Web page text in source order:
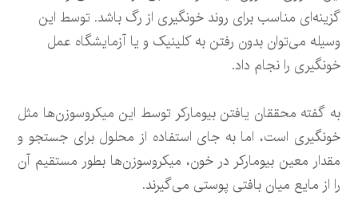
گزینه‌ای مناسب برای روند خونگیری از رگ باشد. توسط این
وسیله می‌توان بدون رفتن به کلینیک و یا آزمایشگاه عمل
خونگیری را نجام داد.
به گفته محققان یافتن بیومارکر توسط این میکروسوزن‌ها مثل
خونگیری است، اما به جای استفاده از محلول برای جستجو و
مقدار معین بیومارکر در خون، میکروسوزن‌ها بطور مستقیم آن
را از مایع میان بافتی پوستی می‌گیرند.